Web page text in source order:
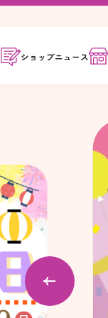
ショップニュース